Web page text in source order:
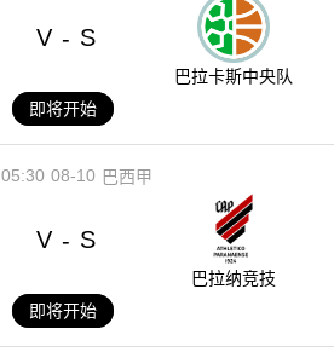
V - S
巴拉卡斯中央队
即将开始
08-10
05:30 巴西甲
V - S
巴拉纳竞技
即将开始